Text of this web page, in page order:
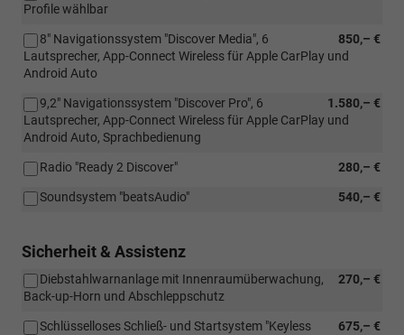
Profile wählbar
850,– €
8" Navigationssystem "Discover Media", 6
Lautsprecher, App-Connect Wireless für Apple CarPlay und
Android Auto
1.580,– €
9,2" Navigationssystem "Discover Pro", 6
Lautsprecher, App-Connect Wireless für Apple CarPlay und
Android Auto, Sprachbedienung
280,– €
Radio "Ready 2 Discover"
540,– €
Soundsystem "beatsAudio"
Sicherheit & Assistenz
270,– €
Diebstahlwarnanlage mit Innenraumüberwachung,
Back-up-Horn und Abschleppschutz
675,– €
Schlüsselloses Schließ- und Startsystem "Keyless